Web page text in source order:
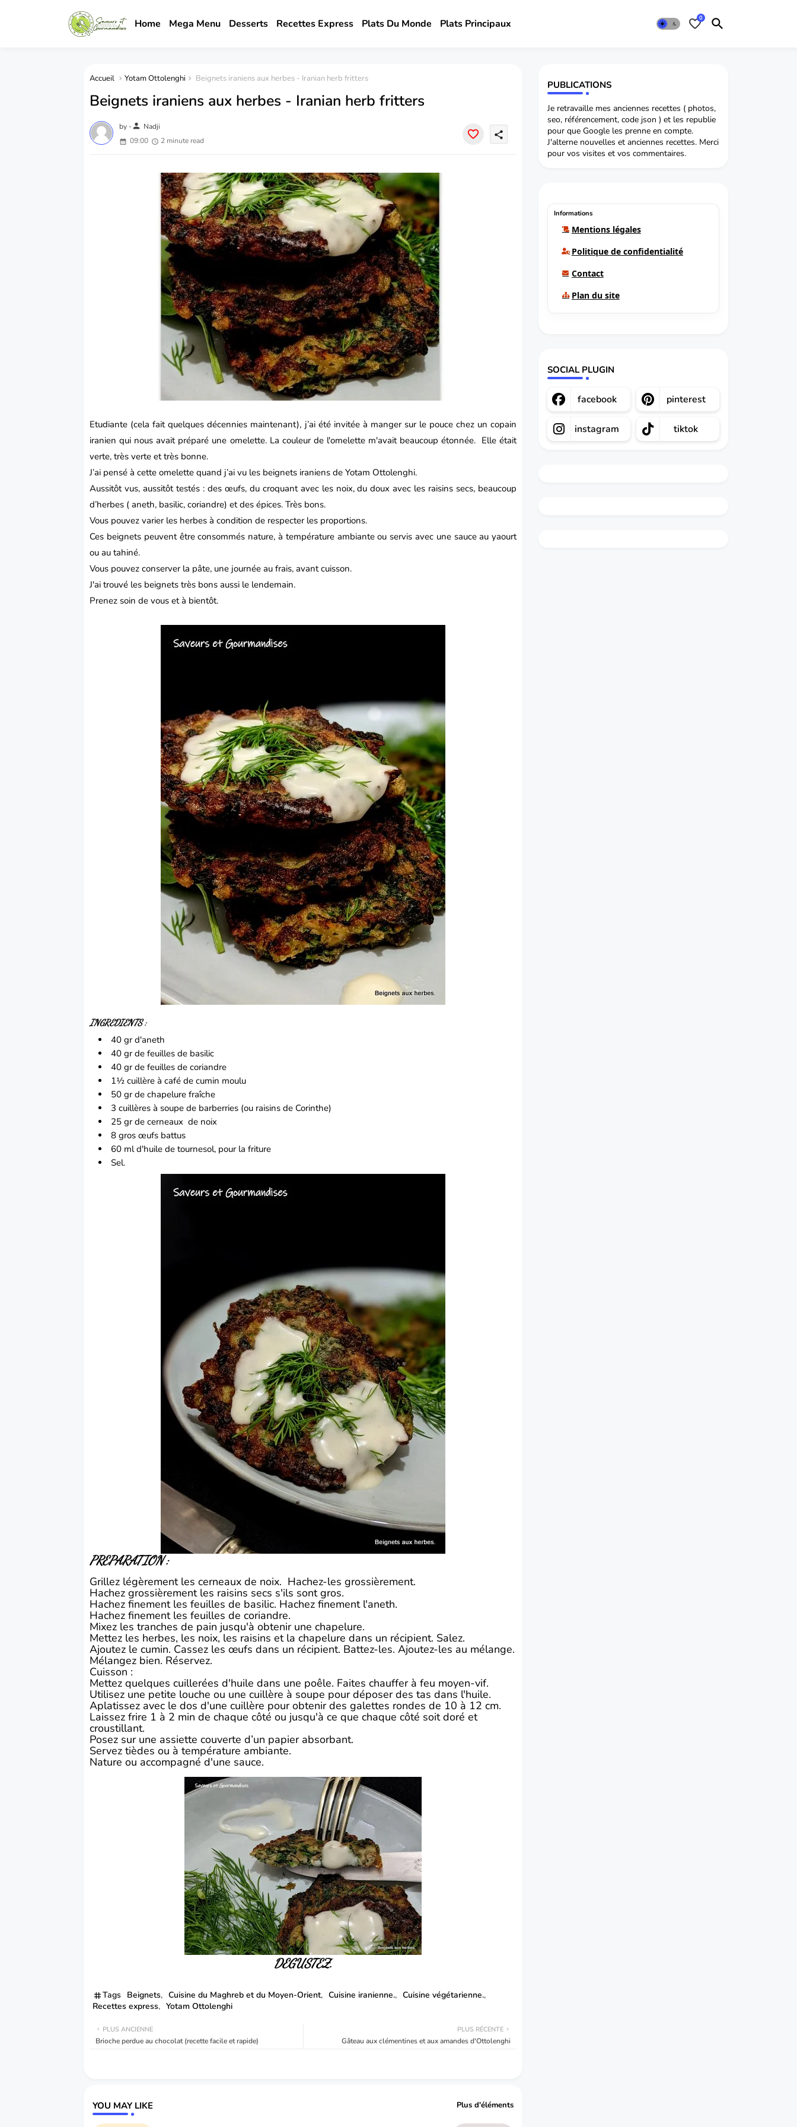
Home Mega Menu Desserts Recettes Express Plats Du Monde Plats Principaux 0
Accueil Yotam Ottolenghi Beignets iraniens aux herbes - Iranian herb fritters
Beignets iraniens aux herbes - Iranian herb fritters
by -person Nadji
09:00
2 minute read
share
Etudiante (cela fait quelquesdécennies maintenant), j’ai été invitée à manger sur le pouce chez un copain
iranien qui nous avait préparé une omelette. La couleur de l'omelette m'avait beaucoup étonnée. Elle était
verte, très verte et très bonne.
J’ai pensé à cette omelette quand j’ai vu les beignets iraniens de Yotam Ottolenghi.
Aussitôt vus, aussitôt testés : des œufs, du croquant avec les noix, du doux avec les raisins secs, beaucoup
d’herbes ( aneth, basilic, coriandre) et des épices. Très bons.
Vous pouvez varier les herbes à condition de respecter les proportions.
Ces beignetspeuvent être consommés nature, à température ambiante ou servis avec une sauce au yaourt
ou au tahiné.
Vous pouvez conserver la pâte, une journée au frais, avant cuisson.
J'ai trouvé les beignets très bons aussi le lendemain.
Prenez soin de vous et à bientôt.
INGREDIENTS :
40 gr d'aneth
40 gr de feuilles de basilic
40 gr de feuilles de coriandre
1½ cuillère à café de cumin moulu
50 gr de chapelure fraîche
3 cuillères à soupe de barberries (ou raisins de Corinthe)
25 gr de cerneaux de noix
8 gros œufs battus
60 ml d'huile de tournesol, pour la friture
Sel.
PREPARATION :
Grillez légèrement les cerneaux de noix. Hachez-les grossièrement.
Hachez grossièrement les raisins secs s'ils sont gros.
Hachez finement les feuilles de basilic. Hachez finement l'aneth.
Hachez finement les feuilles de coriandre.
Mixez les tranches de pain jusqu'à obtenir une chapelure.
Mettez les herbes, les noix, les raisins et la chapelure dans un récipient. Salez.
Ajoutez le cumin. Cassez les œufs dans un récipient. Battez-les. Ajoutez-les au mélange.
Mélangez bien. Réservez.
Cuisson :
Mettez quelques cuillerées d'huile dans une poêle. Faites chauffer à feu moyen-vif.
Utilisez une petite louche ou une cuillère à soupe pour déposer des tas dans l'huile.
Aplatissez avec le dos d'une cuillère pour obtenir des galettes rondes de 10 à 12 cm.
Laissez frire 1 à 2 min de chaque côté ou jusqu'à ce que chaque côté soit doré et
croustillant.
Posez sur une assiette couverte d’un papier absorbant.
Servez tièdes ou à température ambiante.
Nature ou accompagné d'une sauce.
DEGUSTEZ.
Tags Beignets Cuisine du Maghreb et du Moyen-Orient Cuisine iranienne.
Cuisine végétarienne.
Recettes express
Yotam Ottolenghi
PLUS RÉCENTE
Gâteau aux clémentines et aux amandes d'Ottolenghi
PLUS ANCIENNE
Brioche perdue au chocolat (recette facile et rapide)
YOU MAY LIKE Plus d'éléments
PUBLICATIONS
Je retravaille mes anciennes recettes ( photos,
seo, référencement, code json ) et les republie
pour que Google les prenne en compte.
J'alterne nouvelles et anciennes recettes. Merci
pour vos visites et vos commentaires.
Informations
Mentions légales
Politique de confidentialité
Contact
Plan du site
SOCIAL PLUGIN
facebook pinterest
instagram tiktok